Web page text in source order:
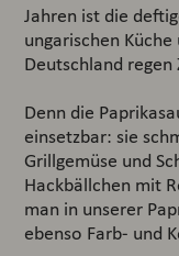
Jahren ist die
ungarischen
Deutschland
Denn die
einsetzbar: sie
Grillgemüse und
Hackbällchen mit
man in unserer
ebenso Farb- und